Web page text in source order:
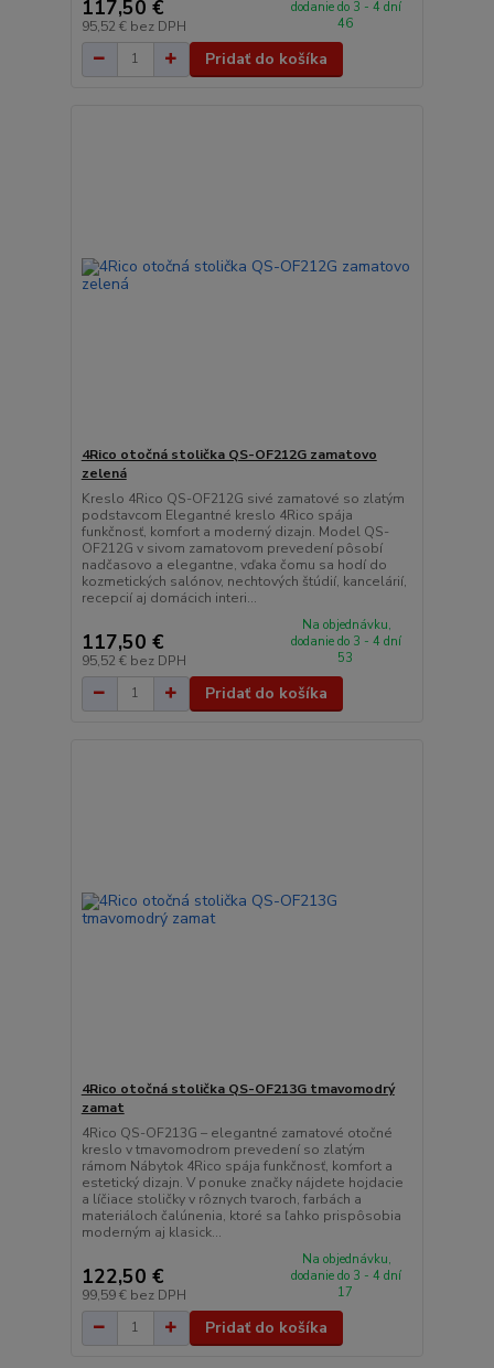
117,50 €
95,52 € bez DPH
dodanie do 3 - 4 dní
46
Pridať do košíka
4Rico otočná stolička QS-OF212G zamatovo
zelená
Kreslo 4Rico QS-OF212G sivé zamatové so zlatým
podstavcom Elegantné kreslo 4Rico spája
funkčnosť, komfort a moderný dizajn. Model QS-
OF212G v sivom zamatovom prevedení pôsobí
nadčasovo a elegantne, vďaka čomu sa hodí do
kozmetických salónov, nechtových štúdií, kancelárií,
recepcií aj domácich interi...
117,50 €
95,52 € bez DPH
Na objednávku,
dodanie do 3 - 4 dní
53
Pridať do košíka
4Rico otočná stolička QS-OF213G tmavomodrý
zamat
4Rico QS-OF213G – elegantné zamatové otočné
kreslo v tmavomodrom prevedení so zlatým
rámom Nábytok 4Rico spája funkčnosť, komfort a
estetický dizajn. V ponuke značky nájdete hojdacie
a líčiace stoličky v rôznych tvaroch, farbách a
materiáloch čalúnenia, ktoré sa ľahko prispôsobia
moderným aj klasick...
122,50 €
99,59 € bez DPH
Na objednávku,
dodanie do 3 - 4 dní
17
Pridať do košíka